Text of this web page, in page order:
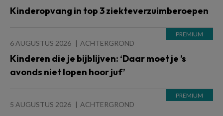
Kinderopvang in top 3 ziekteverzuimberoepen
6 AUGUSTUS 2026 ACHTERGROND
Kinderen die je bijblijven: ‘Daar moet je ’s
avonds niet lopen hoor juf’
5 AUGUSTUS 2026 ACHTERGROND